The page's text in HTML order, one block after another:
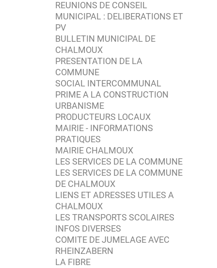
REUNIONS DE CONSEIL
MUNICIPAL : DELIBERATIONS ET
PV
BULLETIN MUNICIPAL DE
CHALMOUX
PRESENTATION DE LA
COMMUNE
SOCIAL INTERCOMMUNAL
PRIME A LA CONSTRUCTION
URBANISME
PRODUCTEURS LOCAUX
MAIRIE - INFORMATIONS
PRATIQUES
MAIRIE CHALMOUX
LES SERVICES DE LA COMMUNE
LES SERVICES DE LA COMMUNE
DE CHALMOUX
LIENS ET ADRESSES UTILES A
CHALMOUX
LES TRANSPORTS SCOLAIRES
INFOS DIVERSES
COMITE DE JUMELAGE AVEC
RHEINZABERN
LA FIBRE